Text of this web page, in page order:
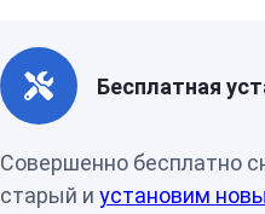
Бесплатная
Совершенно бесплатно
старый и установим